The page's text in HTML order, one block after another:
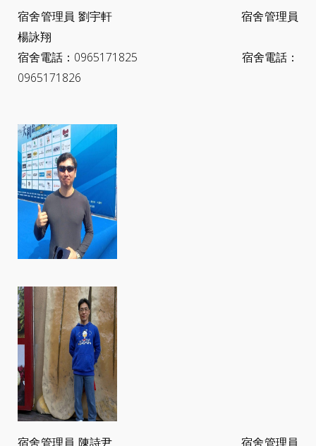
宿舍管理員 劉宇軒 宿舍管理員
楊詠翔
宿舍電話：0965171825 宿舍電話：
0965171826
宿舍管理員 陳詩尹 宿舍管理員